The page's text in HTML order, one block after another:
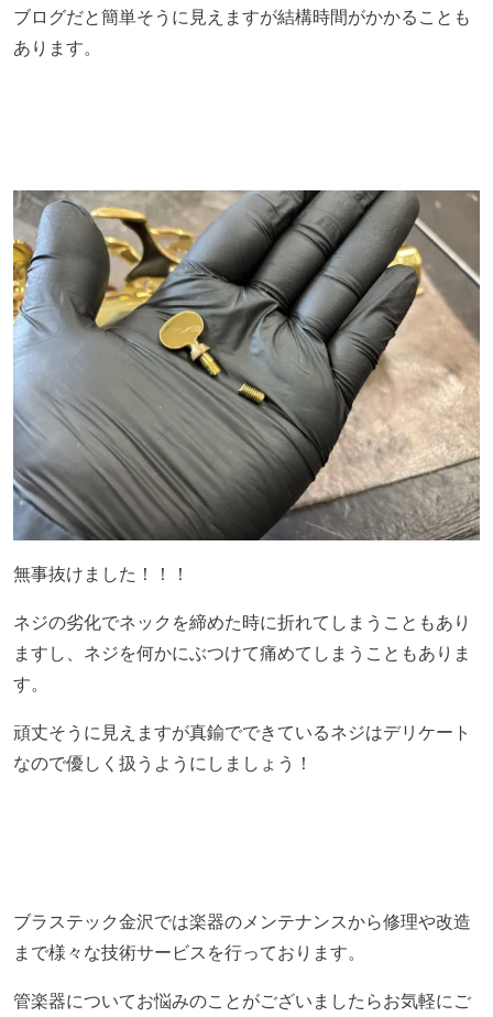
ブログだと簡単そうに見えますが結構時間がかかることも
あります。
無事抜けました！！！
ネジの劣化でネックを締めた時に折れてしまうこともあり
ますし、ネジを何かにぶつけて痛めてしまうこともありま
す。
頑丈そうに見えますが真鍮でできているネジはデリケート
なので優しく扱うようにしましょう！
ブラステック金沢では楽器のメンテナンスから修理や改造
まで様々な技術サービスを行っております。
管楽器についてお悩みのことがございましたらお気軽にご